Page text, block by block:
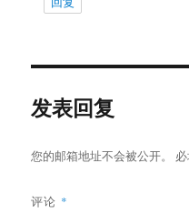
发表回复
您的邮箱地址不会被公开。
评论 *